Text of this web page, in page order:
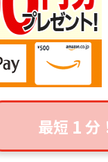
最短 1分